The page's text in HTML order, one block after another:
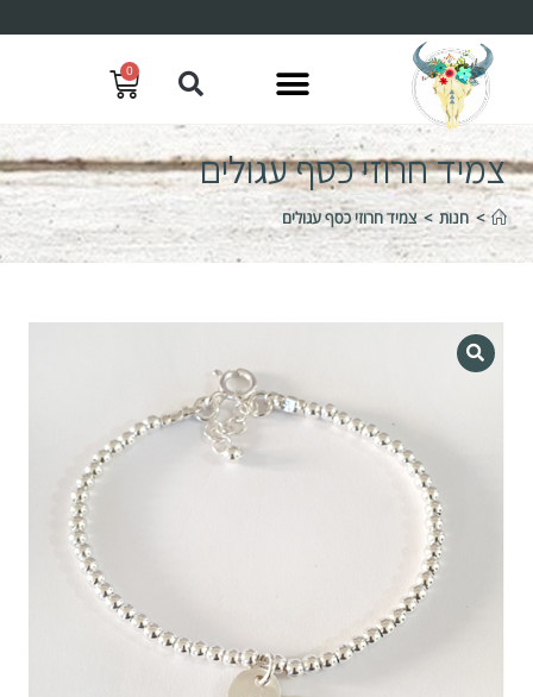
0
צמיד חרוזי כסף עגולים
> חנות > צמיד חרוזי כסף עגולים